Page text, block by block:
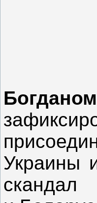
Украины